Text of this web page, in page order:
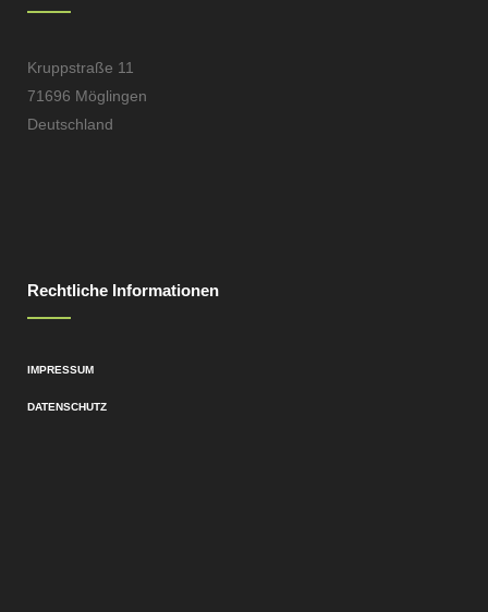
Kruppstraße 11
71696 Möglingen
Deutschland
Rechtliche Informationen
IMPRESSUM
DATENSCHUTZ